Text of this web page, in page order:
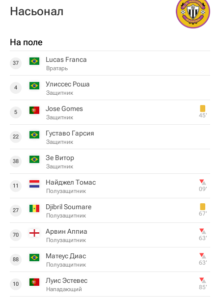
Насьонал
На поле
37 Lucas Franca
Вратарь
4 Улиссес Роша
Защитник
5 Jose Gomes
Защитник 45‎’‎
22 Густаво Гарсия
Защитник
38 Зе Витор
Защитник
11 Найджел Томас
Полузащитник 09‎’‎
27 Djibril Soumare
Полузащитник 67‎’‎
70 Арвин Аппиа
Полузащитник 63‎’‎
88 Матеус Диас
Полузащитник 63‎’‎
10 Луис Эстевес
Нападающий 85‎’‎